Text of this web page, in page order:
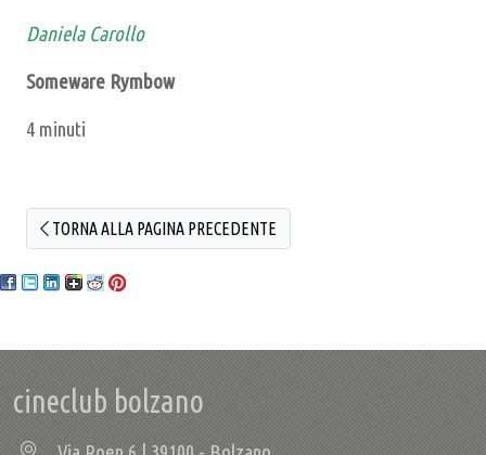
Daniela Carollo
Someware Rymbow
4 minuti
TORNA ALLA PAGINA PRECEDENTE
cineclub bolzano